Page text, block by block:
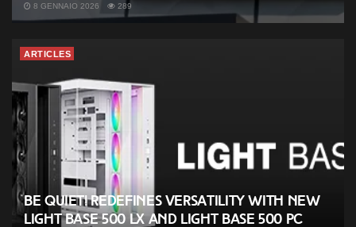
8 GENNAIO 2026 289
ARTICLES
be quiet! redefines versatility with new
Light Base 500 LX and Light Base 500 PC